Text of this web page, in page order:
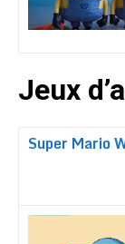
Jeux
Super Mario